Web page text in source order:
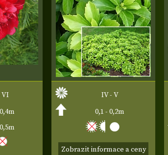
VI
IV - V
0,1 - 0,2m
Zobrazit informace a ceny